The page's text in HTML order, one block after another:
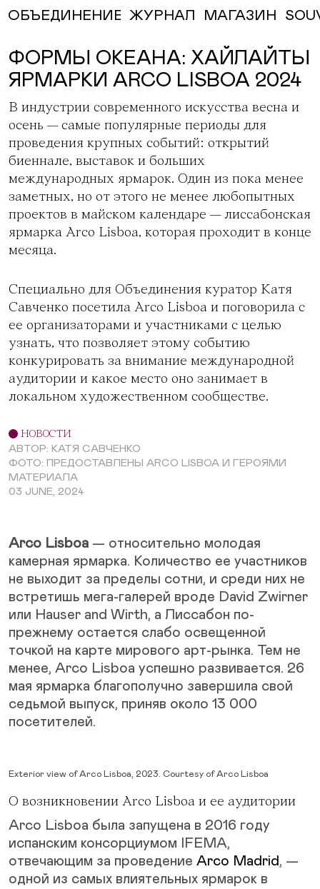
ОБЪЕДИНЕНИЕ ЖУРНАЛ МАГАЗИН
ФОРМЫ ОКЕАНА: ХАЙЛАЙТЫ
ЯРМАРКИ ARCO LISBOA 2024
НОВОСТИ
АВТОР: КАТЯ САВЧЕНКО
ФОТО: ПРЕДОСТАВЛЕНЫ ARCO LISBOA И ГЕРОЯМИ
МАТЕРИАЛА
03 JUNE, 2024
В индустрии современного искусства весна и
осень — самые популярные периоды для
проведения крупных событий: открытий
биеннале, выставок и больших
международных ярмарок. Один из пока менее
заметных, но от этого не менее любопытных
проектов в майском календаре — лиссабонская
ярмарка Arco Lisboa, которая проходит в конце
месяца.
Специально для Объединения куратор Катя
Савченко посетила Arco Lisboa и поговорила с
ее организаторами и участниками с целью
узнать, что позволяет этому событию
конкурировать за внимание международной
аудитории и какое место оно занимает в
локальном художественном сообществе.
Arco Lisboa — относительно молодая
камерная ярмарка. Количество ее участников
не выходит за пределы сотни, и среди них не
встретишь мега-галерей вроде David Zwirner
или Hauser and Wirth, а Лиссабон по-
прежнему остается слабо освещенной
точкой на карте мирового арт-рынка. Тем не
менее, Arco Lisboa успешно развивается. 26
мая ярмарка благополучно завершила свой
седьмой выпуск, приняв около 13 000
посетителей.
Exterior view of Arco Lisboa, 2023. Courtesy of Arco Lisboa
О возникновении Arco Lisboa и ее аудитории
Arco Lisboa была запущена в 2016 году
испанским консорциумом IFEMA,
отвечающим за проведение Arco Madrid , —
одной из самых влиятельных ярмарок в